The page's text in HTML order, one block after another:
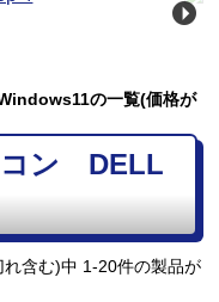
の一覧(価格が
コン DELL
れ含む)中 1-20件の製品が